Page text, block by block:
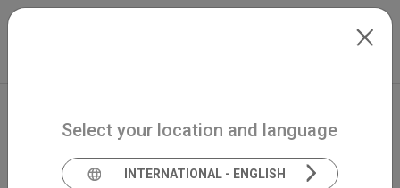
Skip to main content
Select your location and language
INTERNATIONAL - ENGLISH